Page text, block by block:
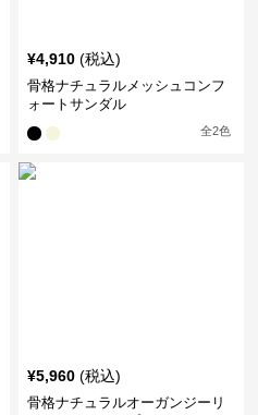
¥4,910 (税込)
骨格ナチュラルメッシュコンフ
ォートサンダル
全2色
¥5,960 (税込)
骨格ナチュラルオーガンジーリ